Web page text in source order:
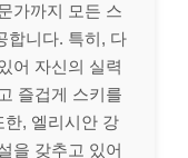
가까지 모든 스
합니다. 특히, 다
어 자신의 실력
즐겁게 스키를
한, 엘리시안 강
을 갖추고 있어